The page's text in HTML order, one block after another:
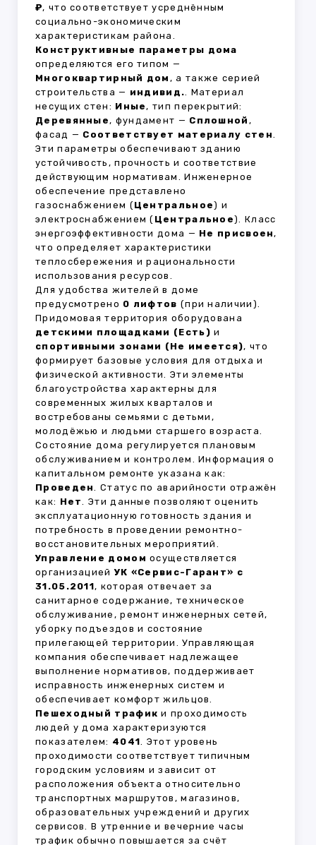
₽, что соответствует усреднённым
социально-экономическим
характеристикам района.
Конструктивные параметры дома
определяются его типом —
Многоквартирный дом , а также серией
строительства — индивид.. Материал
несущих стен: Иные, тип перекрытий:
Деревянные, фундамент — Сплошной ,
фасад — Соответствует материалу стен.
Эти параметры обеспечивают зданию
устойчивость, прочность и соответствие
действующим нормативам. Инженерное
обеспечение представлено
газоснабжением (Центральное) и
электроснабжением ( Центральное). Класс
энергоэффективности дома — Не присвоен,
что определяет характеристики
теплосбережения и рациональности
использования ресурсов.
Для удобства жителей в доме
предусмотрено 0 лифтов (при наличии).
Придомовая территория оборудована
детскими площадками (Есть) и
спортивными зонами (Не имеется), что
формирует базовые условия для отдыха и
физической активности. Эти элементы
благоустройства характерны для
современных жилых кварталов и
востребованы семьями с детьми,
молодёжью и людьми старшего возраста.
Состояние дома регулируется плановым
обслуживанием и контролем. Информация о
капитальном ремонте указана как:
Проведен. Статус по аварийности отражён
как: Нет. Эти данные позволяют оценить
эксплуатационную готовность здания и
потребность в проведении ремонтно-
восстановительных мероприятий.
Управление домом осуществляется
организациейУК «Сервис-Гарант» с
31.05.2011, которая отвечает за
санитарное содержание, техническое
обслуживание, ремонт инженерных сетей,
уборку подъездов и состояние
прилегающей территории. Управляющая
компания обеспечивает надлежащее
выполнение нормативов, поддерживает
исправность инженерных систем и
обеспечивает комфорт жильцов.
Пешеходный трафик и проходимость
людей у дома характеризуются
показателем: 4041. Этот уровень
проходимости соответствует типичным
городским условиям и зависит от
расположения объекта относительно
транспортных маршрутов, магазинов,
образовательных учреждений и других
сервисов. В утренние и вечерние часы
трафик обычно повышается за счёт